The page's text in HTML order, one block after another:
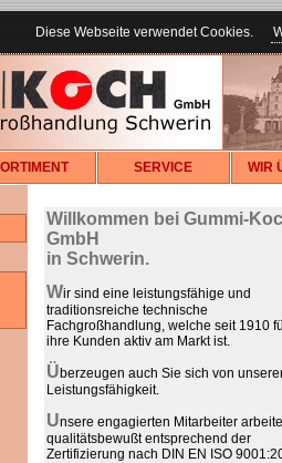
Diese Webseite verwendet Cookies.
SERVICE WIR
Willkommen bei Gummi-
GmbH
in Schwerin.
Wir sind eine leistungsfähige und
traditionsreiche technische
Fachgroßhandlung, welche seit 1910
ihre Kunden aktiv am Markt ist.
Überzeugen auch Sie sich von
Leistungsfähigkeit.
Unsere engagierten Mitarbeiter
qualitätsbewußt entsprechend der
Zertifizierung nach DIN EN ISO